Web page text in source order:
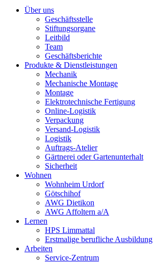
Über uns
Geschäftsstelle
Stiftungsorgane
Leitbild
Team
Geschäftsberichte
Produkte & Dienstleistungen
Mechanik
Mechanische Montage
Montage
Elektrotechnische Fertigung
Online-Logistik
Verpackung
Versand-Logistik
Logistik
Auftrags-Atelier
Gärtnerei oder Gartenunterhalt
Sicherheit
Wohnen
Wohnheim Urdorf
Götschihof
AWG Dietikon
AWG Affoltern a/A
Lernen
HPS Limmattal
Erstmalige berufliche Ausbildung
Arbeiten
Service-Zentrum